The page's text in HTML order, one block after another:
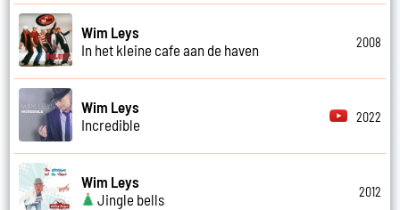
Wim Leys
In het kleine cafe aan de haven
2008
Wim Leys
Incredible
2022
Wim Leys
Jingle bells
2012